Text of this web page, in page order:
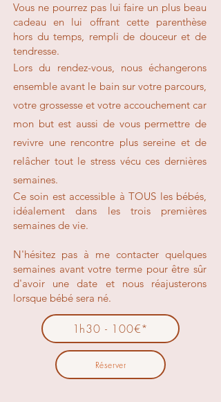
1h30 - 100€*
Vous ne pourrez pas lui faire un plus beau
cadeau en lui offrant cette parenthèse
hors du temps, rempli de douceur et de
tendresse.
Lors du rendez-vous, nous échangerons
ensemble avant le bain sur votre parcours,
votre grossesse et votre accouchement car
mon but est aussi de vous permettre de
revivre une rencontre plus sereine et de
relâcher tout le stress vécu ces dernières
semaines.
Ce soin est accessible à TOUS les bébés,
idéalement dans les trois premières
semaines de vie.
N'hésitez pas à me contacter quelques
semaines avant votre terme pour être sûr
d'avoir une date et nous réajusterons
lorsque bébé sera né.
1h30 - 100€*
Réserver